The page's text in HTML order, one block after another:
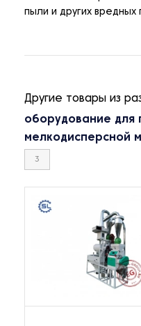
пыли и других вредных
Другие товары из
оборудование для
мелкодисперсной
3